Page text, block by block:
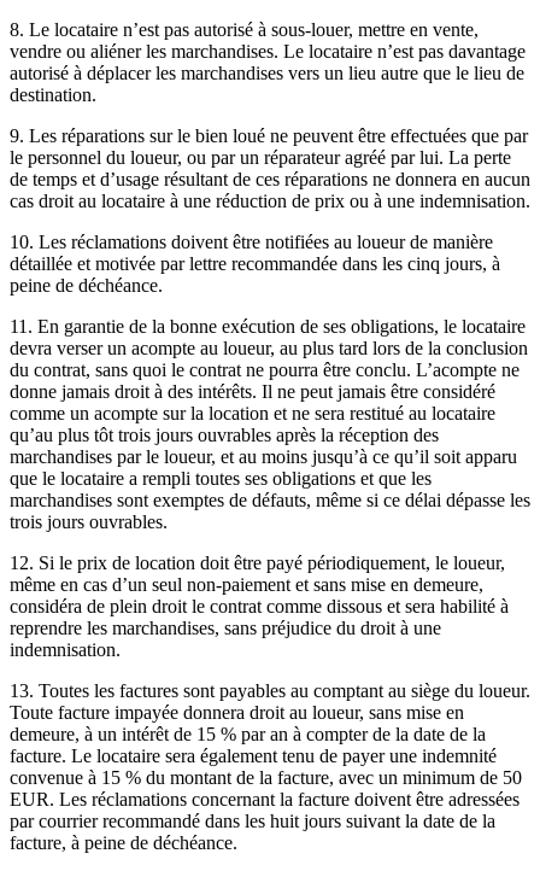
8. Le locataire n’est pas autorisé à sous-louer, mettre en vente,
vendre ou aliéner les marchandises. Le locataire n’est pas davantage
autorisé à déplacer les marchandises vers un lieu autre que le lieu de
destination.
9. Les réparations sur le bien loué ne peuvent être effectuées que par
le personnel du loueur, ou par un réparateur agréé par lui. La perte
de temps et d’usage résultant de ces réparations ne donnera en aucun
cas droit au locataire à une réduction de prix ou à une indemnisation.
10. Les réclamations doivent être notifiées au loueur de manière
détaillée et motivée par lettre recommandée dans les cinq jours, à
peine de déchéance.
11. En garantie de la bonne exécution de ses obligations, le locataire
devra verser un acompte au loueur, au plus tard lors de la conclusion
du contrat, sans quoi le contrat ne pourra être conclu. L’acompte ne
donne jamais droit à des intérêts. Il ne peut jamais être considéré
comme un acompte sur la location et ne sera restitué au locataire
qu’au plus tôt trois jours ouvrables après la réception des
marchandises par le loueur, et au moins jusqu’à ce qu’il soit apparu
que le locataire a rempli toutes ses obligations et que les
marchandises sont exemptes de défauts, même si ce délai dépasse les
trois jours ouvrables.
12. Si le prix de location doit être payé périodiquement, le loueur,
même en cas d’un seul non-paiement et sans mise en demeure,
considéra de plein droit le contrat comme dissous et sera habilité à
reprendre les marchandises, sans préjudice du droit à une
indemnisation.
13. Toutes les factures sont payables au comptant au siège du loueur.
Toute facture impayée donnera droit au loueur, sans mise en
demeure, à un intérêt de 15 % par an à compter de la date de la
facture. Le locataire sera également tenu de payer une indemnité
convenue à 15 % du montant de la facture, avec un minimum de 50
EUR. Les réclamations concernant la facture doivent être adressées
par courrier recommandé dans les huit jours suivant la date de la
facture, à peine de déchéance.